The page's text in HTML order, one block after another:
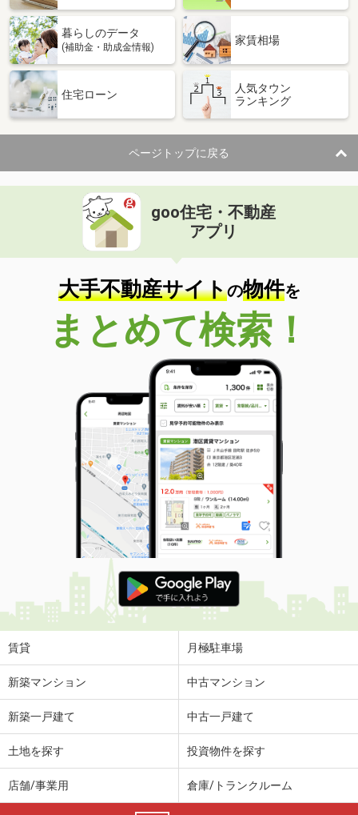
暮らしのデータ
(補助金・助成金情報)
家賃相場
住宅ローン
人気タウン
ランキング
ページトップに戻る
goo住宅・不動産
アプリ
大手不動産サイトの物件を
まとめて検索！
賃貸 月極駐車場
新築マンション 中古マンション
新築一戸建て 中古一戸建て
土地を探す 投資物件を探す
店舗/事業用 倉庫/トランクルーム